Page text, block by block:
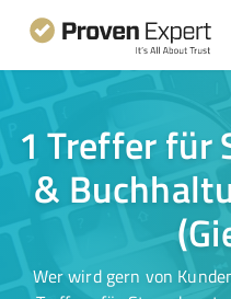
1 Treffer für
&
Wer wird gern von